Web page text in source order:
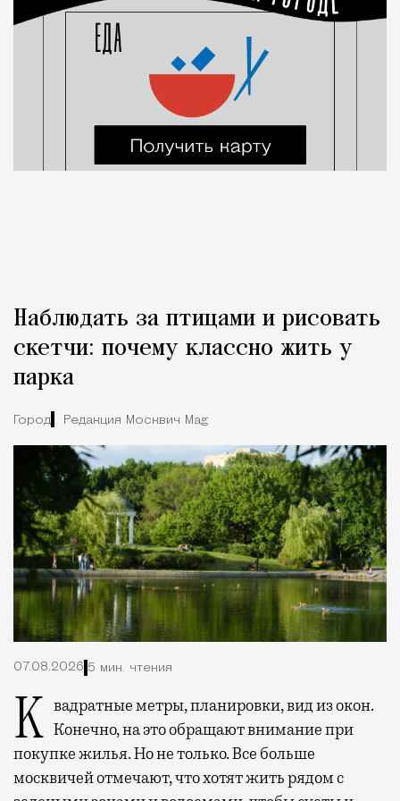
Наблюдать за птицами и рисовать
скетчи: почему классно жить у
парка
Город Редакция Москвич Mag
07.08.2026 5 мин. чтения
Квадратные метры, планировки, вид из окон. Конечно, на это обращают внимание при
покупке жилья. Но не только. Все больше
москвичей отмечают, что хотят жить рядом с